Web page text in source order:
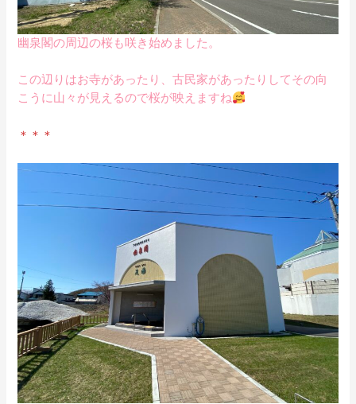
幽泉閣の周辺の桜も咲き始めました。
この辺りはお寺があったり、古民家があったりしてその向
こうに山々が見えるので桜が映えますね
＊＊＊